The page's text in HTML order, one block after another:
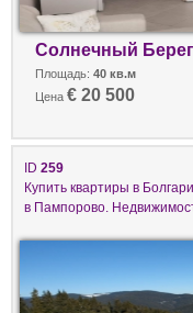
Солнечный Берег
Площадь: 40 кв.м
Цена € 20 500
ID 259
Купить квартиры в
в Пампорово.